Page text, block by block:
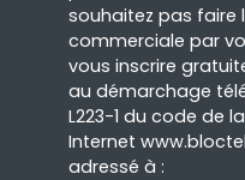
souhaitez pas
commerciale par
vous inscrire
au démarchage
L223-1 du code de
Internet
adressé à :